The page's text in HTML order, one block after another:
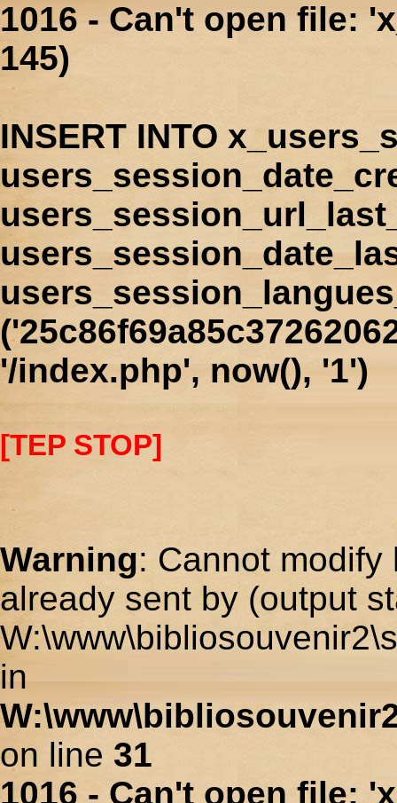
1016 - Can't open file:
145)
INSERT INTO
'/index.php', now(), '1')
[TEP STOP]
Warning: Cannot
already sent by (output
in
on line 31
1016 - Can't open file: